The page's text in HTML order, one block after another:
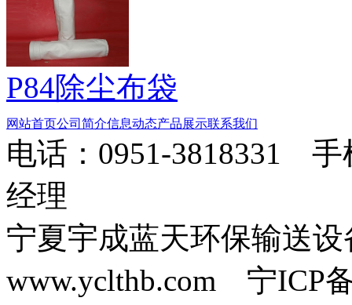
P84除尘布袋
网站首页公司简介信息动态产品展示联系我们
电话：0951-3818331 手
经理
宁夏宇成蓝天环保输送
www.yclthb.com 宁ICP